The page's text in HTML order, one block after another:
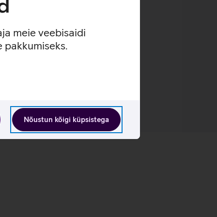
meie veebisaidi
pakkumiseks.
Nõustun kõigi küpsistega